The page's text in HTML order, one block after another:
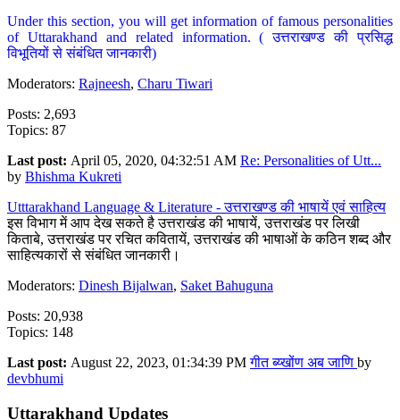
Under this section, you will get information of famous personalities
of Uttarakhand and related information. ( उत्तराखण्ड की प्रसिद्ध
विभूतियों से संबंधित जानकारी)
Moderators: Rajneesh, Charu Tiwari
Posts: 2,693
Topics: 87
Last post: April 05, 2020, 04:32:51 AM Re: Personalities of Utt...
by Bhishma Kukreti
Utttarakhand Language & Literature - उत्तराखण्ड की भाषायें एवं साहित्य
इस विभाग में आप देख सकते है उत्तराखंड की भाषायें, उत्तराखंड पर लिखी
किताबे, उत्तराखंड पर रचित कवितायें, उत्तराखंड की भाषाओं के कठिन शब्द और
साहित्यकारों से संबंधित जानकारी।
Moderators: Dinesh Bijalwan, Saket Bahuguna
Posts: 20,938
Topics: 148
Last post: August 22, 2023, 01:34:39 PMगीत ब्य्खोंण अब जाणि by
devbhumi
Uttarakhand Updates